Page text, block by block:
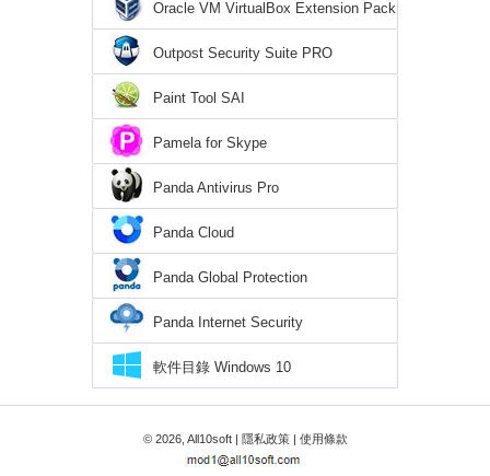
Oracle VM VirtualBox Extension Pack
Outpost Security Suite PRO
Paint Tool SAI
Pamela for Skype
Panda Antivirus Pro
Panda Cloud
Panda Global Protection
Panda Internet Security
軟件目錄 Windows 10
© 2026, All10soft | 隱私政策| 使用條款